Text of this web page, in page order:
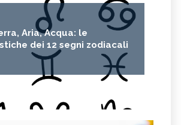
Aria, Acqua: le
dei 12 segni zodiacali